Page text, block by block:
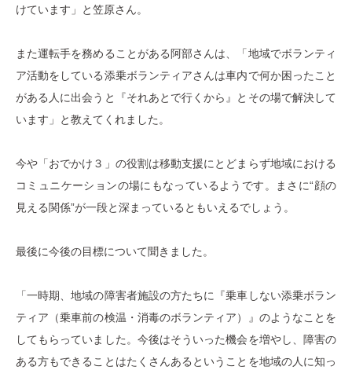
けています」と笠原さん。
また運転手を務めることがある阿部さんは、「地域でボランティ
ア活動をしている添乗ボランティアさんは車内で何か困ったこと
がある人に出会うと『それあとで行くから』とその場で解決して
います」と教えてくれました。
今や「おでかけ３」の役割は移動支援にとどまらず地域における
コミュニケーションの場にもなっているようです。まさに“顔の
見える関係”が一段と深まっているともいえるでしょう。
最後に今後の目標について聞きました。
「一時期、地域の障害者施設の方たちに『乗車しない添乗ボラン
ティア（乗車前の検温・消毒のボランティア）』のようなことを
してもらっていました。今後はそういった機会を増やし、障害の
ある方もできることはたくさんあるということを地域の人に知っ